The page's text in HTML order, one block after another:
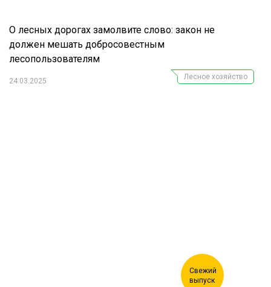
О лесных дорогах замолвите слово: закон не
должен мешать добросовестным
лесопользователям
24.03.2025
Лесное хозяйство